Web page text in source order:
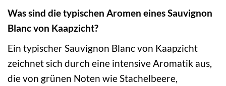
Was sind die typischen Aromen eines Sauvignon
Blanc von Kaapzicht?
Ein typischer Sauvignon Blanc von Kaapzicht
zeichnet sich durch eine intensive Aromatik aus,
die von grünen Noten wie Stachelbeere,